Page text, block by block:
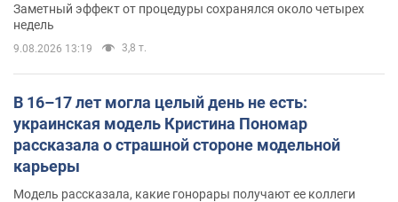
Заметный эффект от процедуры сохранялся около четырех
недель
9.08.2026 13:19 3,8 т.
В 16–17 лет могла целый день не есть:
украинская модель Кристина Пономар
рассказала о страшной стороне модельной
карьеры
Модель рассказала, какие гонорары получают ее коллеги